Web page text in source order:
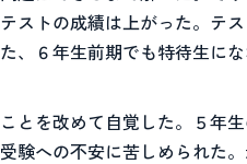
ストの成績は上がった。テ
、６年生前期でも特待生に
とを改めて自覚した。５年
験への不安に苦しめられた